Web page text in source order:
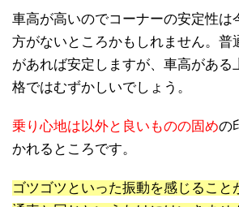
車高が高いのでコーナーの安定性は
方がないところかもしれません。普
があれば安定しますが、車高がある
格ではむずかしいでしょう。
乗り心地は以外と良いものの固めの
かれるところです。
ゴツゴツといった振動を感じること